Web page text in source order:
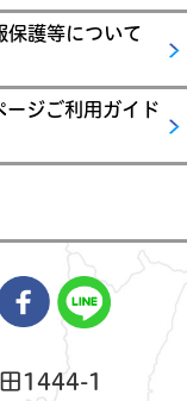
保護等について
ージご利用ガイド
1444-1